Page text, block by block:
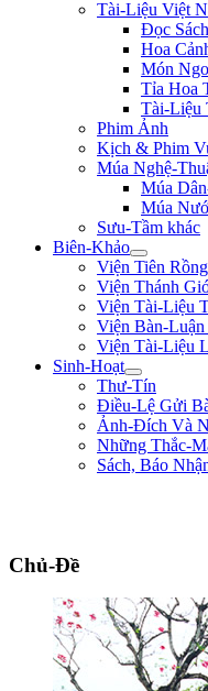
Tài-Liệu Việt
Đọc
Hoa
Món
Tỉa Hoa
Tài-Liệu
Phim Ảnh
Kịch & Phim
Múa Nghệ-
Múa
Múa
Sưu-Tầm khác
Biên-Khảo
Viện Tiên Rồng
Viện Thánh
Viện Tài-Liệu
Viện Bàn-
Viện Tài-Liệu
Sinh-Hoạt
Thư-Tín
Điều-Lệ Gửi
Ảnh-Đích Và
Những Thắc-
Sách, Báo
Chủ-Đề